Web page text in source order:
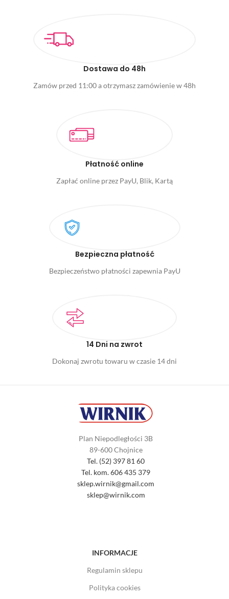
Dostawa do 48h
Zamów przed 11:00 a otrzymasz zamówienie w 48h
Płatność online
Zapłać online przez PayU, Blik, Kartą
Bezpieczna płatność
Bezpieczeństwo płatności zapewnia PayU
14 Dni na zwrot
Dokonaj zwrotu towaru w czasie 14 dni
Plan Niepodległości 3B
89-600 Chojnice
Tel. (52) 397 81 60
Tel. kom. 606 435 379
sklep.wirnik@gmail.com
sklep@wirnik.com
INFORMACJE
Regulamin sklepu
Polityka cookies